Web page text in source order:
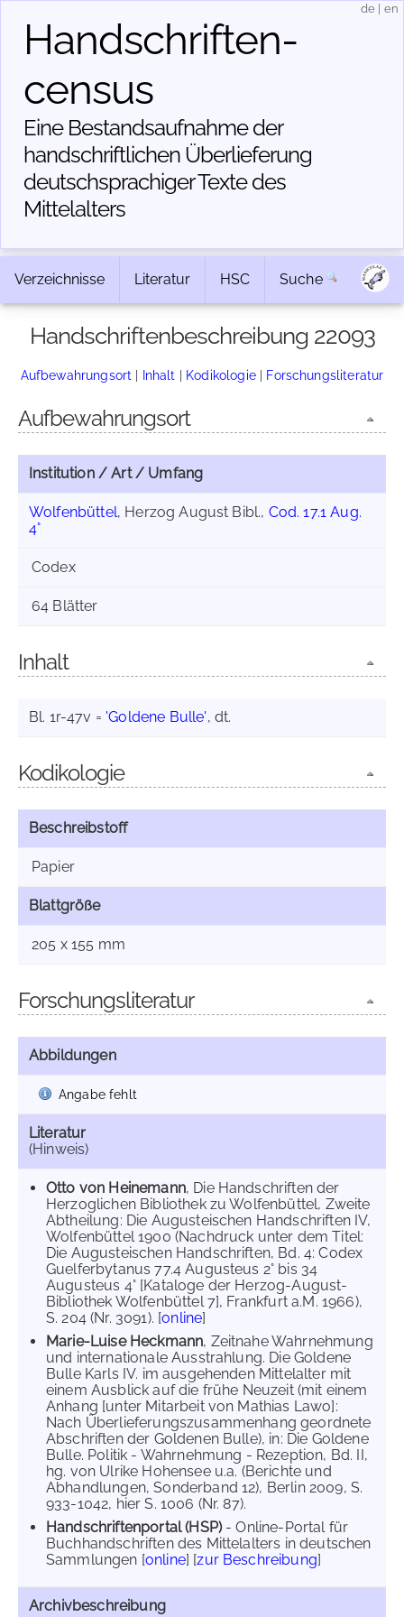
Handschriften­
census
Eine Bestandsaufnahme der
handschriftlichen Über­lieferung
deutschsprachiger Texte des
Mittelalters
de en
Verzeichnisse Literatur HSC Suche
Handschriftenbeschreibung 22093
Aufbewahrungsort | Inhalt | Kodikologie| Forschungsliteratur
Aufbewahrungsort
Institution / Art / Umfang
Wolfenbüttel, Herzog August Bibl., Cod. 17.1 Aug.
4°
Codex
64 Blätter
Inhalt
Bl. 1r-47v = 'Goldene Bulle', dt.
Kodikologie
Beschreibstoff
Papier
Blattgröße
205 x 155 mm
Forschungsliteratur
Abbildungen
Angabe fehlt
Literatur
(Hinweis)
Otto von Heinemann, Die Handschriften der
Herzoglichen Bibliothek zu Wolfenbüttel, Zweite
Abtheilung: Die Augusteischen Handschriften IV,
Wolfenbüttel 1900 (Nachdruck unter dem Titel:
Die Augusteischen Handschriften, Bd. 4: Codex
Guelferbytanus 77.4 Augusteus 2° bis 34
Augusteus 4° [Kataloge der Herzog-August-
Bibliothek Wolfenbüttel 7], Frankfurt a.M. 1966),
S. 204 (Nr. 3091). [online]
Marie-Luise Heckmann, Zeitnahe Wahrnehmung
und internationale Ausstrahlung. Die Goldene
Bulle Karls IV. im ausgehenden Mittelalter mit
einem Ausblick auf die frühe Neuzeit (mit einem
Anhang [unter Mitarbeit von Mathias Lawo]:
Nach Überlieferungszusammenhang geordnete
Abschriften der Goldenen Bulle), in: Die Goldene
Bulle. Politik - Wahrnehmung - Rezeption, Bd. II,
hg. von Ulrike Hohensee u.a. (Berichte und
Abhandlungen, Sonderband 12), Berlin 2009, S.
933-1042, hier S. 1006 (Nr. 87).
Handschriftenportal (HSP)- Online-Portal für
Buchhandschriften des Mittelalters in deutschen
Sammlungen [online] [zur Beschreibung]
Archivbeschreibung